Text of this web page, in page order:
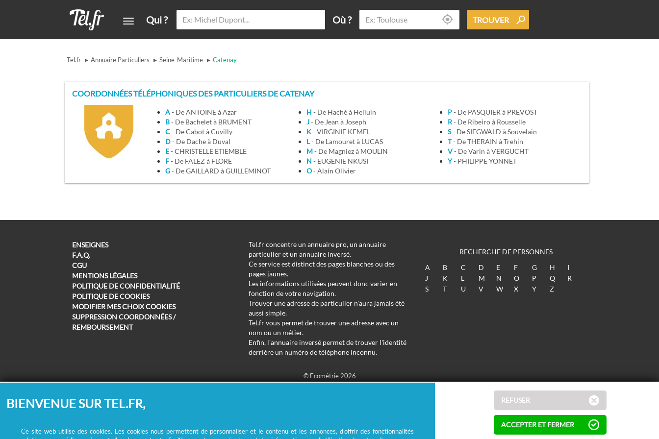
Qui ? Où ? TROUVER
Tel.fr ▸ Annuaire Particuliers ▸ Seine-Maritime ▸ Catenay
COORDONNÉES TÉLÉPHONIQUES DES PARTICULIERS DE CATENAY
A
- De ANTOINE à Azar
B
- De Bachelet à BRUMENT
C
- De Cabot à Cuvilly
D
- De Dache à Duval
E
- CHRISTELLE ETIEMBLE
F
- De FALEZ à FLORE
G
- De GAILLARD à GUILLEMINOT
H
- De Haché à Helluin
J
- De Jean à Joseph
K
- VIRGINIE KEMEL
L
- De Lamouret à LUCAS
M
- De Magniez à MOULIN
N
- EUGENIE NKUSI
O
- Alain Olivier
P
- De PASQUIER à PREVOST
R
- De Ribeiro à Rousselle
S
- De SIEGWALD à Souvelain
T
- De THERAIN à Trehin
V
- De Varin à VERGUCHT
Y
- PHILIPPE YONNET
ENSEIGNES
F.A.Q.
CGU
MENTIONS LÉGALES
POLITIQUE DE CONFIDENTIALITÉ
POLITIQUE DE COOKIES
MODIFIER MES CHOIX COOKIES
SUPPRESSION COORDONNÉES /
REMBOURSEMENT
Tel.fr concentre un annuaire pro, un annuaire
particulier et un annuaire inversé.
Ce service est distinct des pages blanches ou des
pages jaunes.
Les informations utilisées peuvent donc varier en
fonction de votre navigation.
Trouver une adresse de particulier n'aura jamais été
aussi simple.
Tel.fr vous permet de trouver une adresse avec un
nom ou un métier.
Enfin, l'annuaire inversé permet de trouver l'identité
derrière un numéro de téléphone inconnu.
RECHERCHE DE PERSONNES
A
B C D E F G H
I
J
K L M N O P Q
R
S
T U V W X Y Z
© Ecométrie 2026
BIENVENUE SUR TEL.FR,
Ce site web utilise des cookies. Les cookies nous permettent de personnaliser et le contenu et les annonces, d'offrir des fonctionnalités
REFUSER
ACCEPTER ET FERMER